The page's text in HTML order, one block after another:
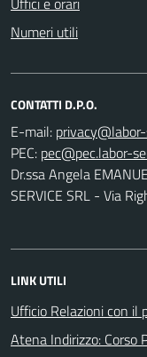
Numeri utili
CONTATTI D.P.O.
E-mail:
PEC:
Dr.ssa Angela
SERVICE SRL - Via
LINK UTILI
Ufficio Relazioni con il
Atena Indirizzo: Corso